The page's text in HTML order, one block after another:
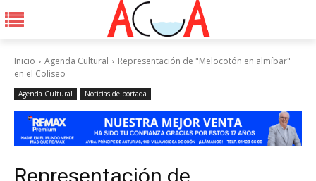
Inicio Agenda Cultural
Representación de "Melocotón en almíbar"
en el Coliseo
Agenda Cultural Noticias de portada
Representación de